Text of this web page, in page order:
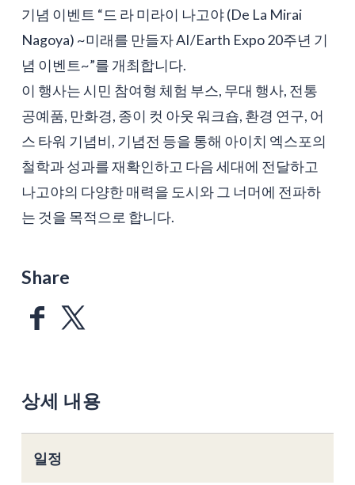
기념 이벤트 “드 라 미라이 나고야 (De La Mirai
Nagoya) ~미래를 만들자 AI/Earth Expo 20주년 기
념 이벤트~”를 개최합니다.
이 행사는 시민 참여형 체험 부스, 무대 행사, 전통
공예품, 만화경, 종이 컷 아웃 워크숍, 환경 연구, 어
스 타워 기념비, 기념전 등을 통해 아이치 엑스포의
철학과 성과를 재확인하고 다음 세대에 전달하고
나고야의 다양한 매력을 도시와 그 너머에 전파하
는 것을 목적으로 합니다.
Share
상세 내용
일정